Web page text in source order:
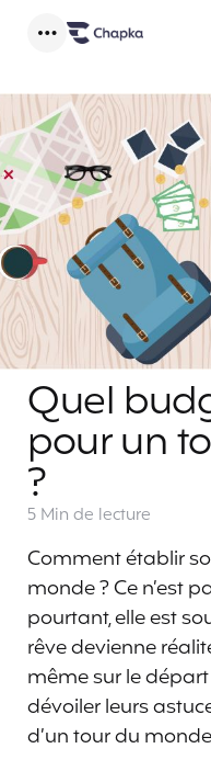
Quel
pour un
?
5 Min de lecture
Comment établir
monde ? Ce n’est
pourtant, elle est
rêve devienne
même sur le
dévoiler leurs
d’un tour du